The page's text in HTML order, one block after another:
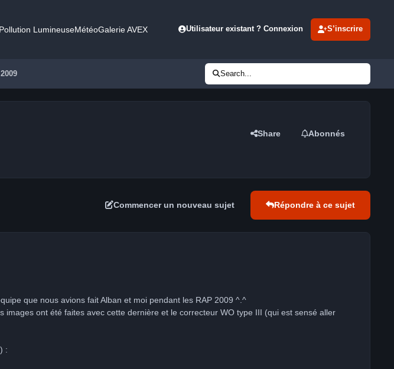
LumineuseMétéoGalerie AVEX Utilisateur existant ? Connexion S’inscrire
Search...
Share Abonnés
Commencer un nouveau sujet Répondre à ce sujet
que nous avions fait Alban et moi pendant les RAP 2009 ^.^
ont été faites avec cette dernière et le correcteur WO type III (qui est sensé aller
: